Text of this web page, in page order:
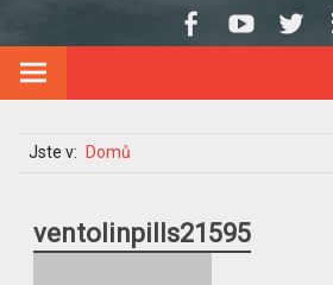
Jste v: Domů
ventolinpills21595